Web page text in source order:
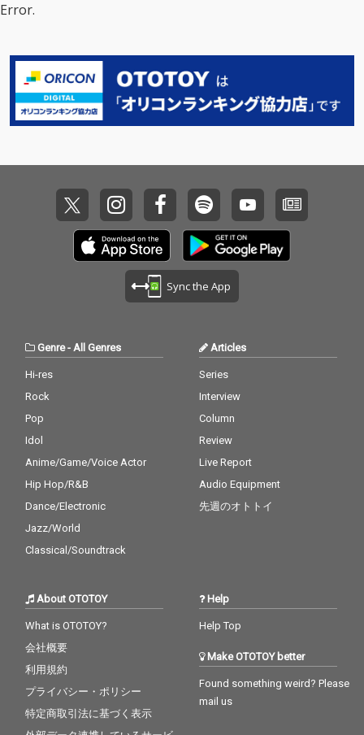
ENT!、日本でも「RASE
N in OKINAWA」で名を
馳せたDiego Ave、Lil B
気鋭プロデューサーが
edmorebux、Lil’Yukic
hiといった国内プロデ
ューサーも名を連ね、
これまで以上に完成度
の高い作品に仕上がっ
ている。
作『WAVY TAPE 3』の
リリースが発表となっ
た。 本作には、Benjaz
zy、Issei Uno Fifth、A
wich、LEX、Sik-K（韓
豪華アーティストが多
数参加。 またプロデュ
ーサー陣も日米の人
気・実力を兼ね備えた
プロデューサーが集
を手掛けたBankroll Go
t It.をはじめ、Drake &
ENT!、日本でも「RASE
N in OKINAWA」で名を
馳せたDiego Ave、Lil B
で注目されるKaigoinkr
edmorebux、Lil’Yukic
hiといった国内プロデ
これまで以上に完成度
の高い作品に仕上がっ
Flair Drip」をプロデュ
ースした他、PARTYNE
XTDOOR や BRYSON TI
LLER などのR&Bアーテ
のBijan Amirが担当。 J
P THE WAVYとLAでの
セッションを経て完成
した1曲だ。 客演には
盟友LEXをはじめ、Yo-
Sea、初の共演となるI
ストが参加。
Error.
Sync the App
Genre- All Genres
Hi-res
Rock
Pop
Idol
Anime/Game/Voice Actor
Hip Hop/R&B
Dance/Electronic
Jazz/World
Classical/Soundtrack
Articles
Series
Interview
Column
Review
Live Report
Audio Equipment
先週のオトトイ
About OTOTOY
What is OTOTOY?
会社概要
利用規約
プライバシー・ポリシー
特定商取引法に基づく表示
Help
Help Top
Make OTOTOY better
Found something weird? Please
mail us